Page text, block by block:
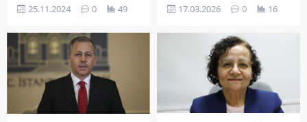
Resmi Gazete'de
25.11.2024 0 49
Merkezi'ne başvuruda
'POMEM 10 katı kuralı'
nedeniyle yaşamış
oldukları sorun ve hak
kayıplarının önlenmesi
için girişimlerini
sürdürüyor.
17.03.2026 0 16